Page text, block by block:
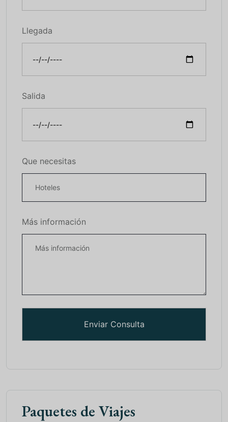
Llegada
Salida
Que necesitas
Más información
Paquetes de Viajes